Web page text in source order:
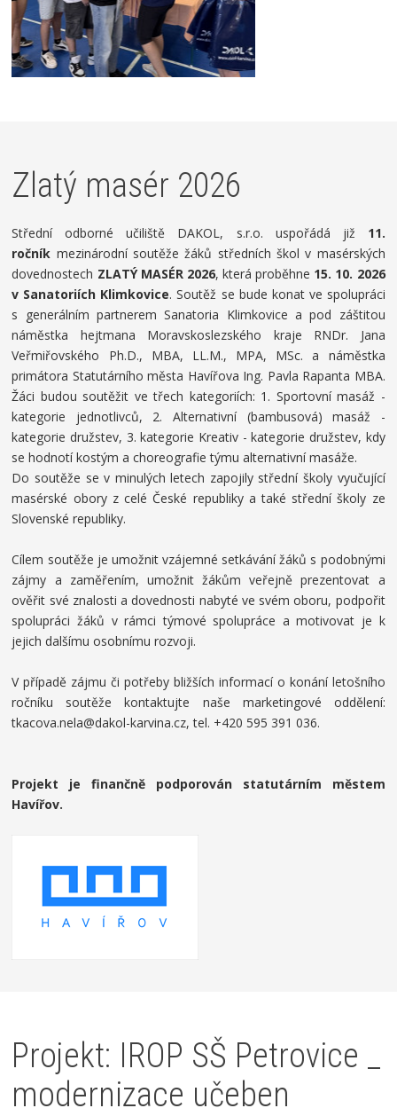
Zlatý masér 2026
Střední odborné učiliště DAKOL, s.r.o. uspořádá již 11.
ročník mezinárodní soutěže žáků středních škol v masérských
dovednostech ZLATÝ MASÉR 2026, která proběhne 15. 10. 2026
v Sanatoriích Klimkovice. Soutěž se bude konat ve spolupráci
s generálním partnerem Sanatoria Klimkovice a pod záštitou
náměstka hejtmana Moravskoslezského kraje RNDr. Jana
Veřmiřovského Ph.D., MBA, LL.M., MPA, MSc. a náměstka
primátora Statutárního města Havířova Ing. Pavla Rapanta MBA.
Žáci budou soutěžit ve třech kategoriích: 1. Sportovní masáž -
kategorie jednotlivců, 2. Alternativní (bambusová) masáž -
kategorie družstev, 3. kategorie Kreativ - kategorie družstev, kdy
se hodnotí kostým a choreografie týmu alternativní masáže.
Do soutěže se v minulých letech zapojily střední školy vyučující
masérské obory z celé České republiky a také střední školy ze
Slovenské republiky.
Cílem soutěže je umožnit vzájemné setkávání žáků s podobnými
zájmy a zaměřením, umožnit žákům veřejně prezentovat a
ověřit své znalosti a dovednosti nabyté ve svém oboru, podpořit
spolupráci žáků v rámci týmové spolupráce a motivovat je k
jejich dalšímu osobnímu rozvoji.
V případě zájmu či potřeby bližších informací o konání letošního
ročníku soutěže kontaktujte naše marketingové oddělení:
tkacova.nela@dakol-karvina.cz, tel. +420 595 391 036.
Projekt je finančně podporován statutárním městem
Havířov.
Projekt: IROP SŠ Petrovice _
modernizace učeben